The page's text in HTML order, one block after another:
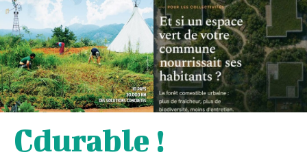
Cdurable !